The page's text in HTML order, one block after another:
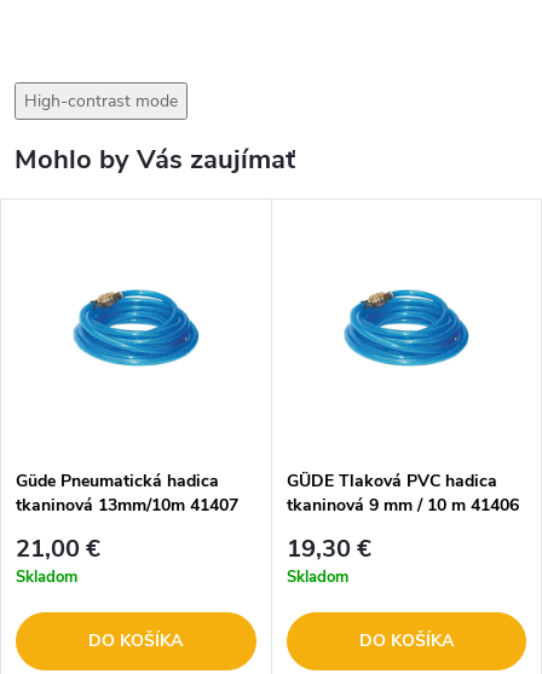
High-contrast mode
Mohlo by Vás zaujímať
Güde Pneumatická hadica
tkaninová 13mm/10m 41407
21,00 €
Skladom
DO KOŠÍKA
GÜDE Tlaková PVC hadica
tkaninová 9 mm / 10 m 41406
19,30 €
Skladom
DO KOŠÍKA